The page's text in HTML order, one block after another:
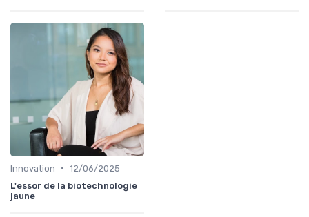
Innovation • 12/06/2025
L'essor de la biotechnologie
jaune